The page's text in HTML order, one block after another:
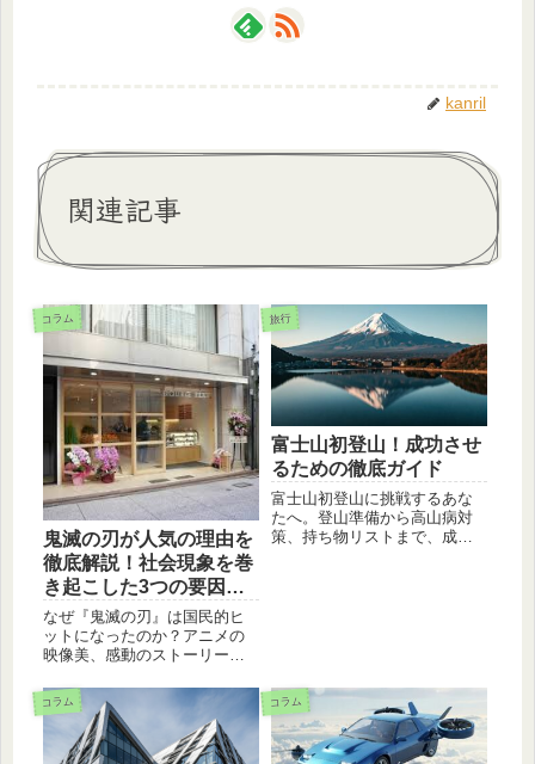
kanril
関連記事
コラム
鬼滅の刃が人気の理由を
徹底解説！社会現象を巻
き起こした3つの要因と
は？
なぜ『鬼滅の刃』は国民的ヒ
ットになったのか？アニメの
映像美、感動のストーリー、
た秘密を、努力・友情・愛と
いった普遍的なテーマから徹
底分析します。無限列車編が
大ヒットした背景も解説。
旅行
富士山初登山！成功させ
るための徹底ガイド
富士山初登山に挑戦するあな
たへ。登山準備から高山病対
策、持ち物リストまで、成功
コラム コラム